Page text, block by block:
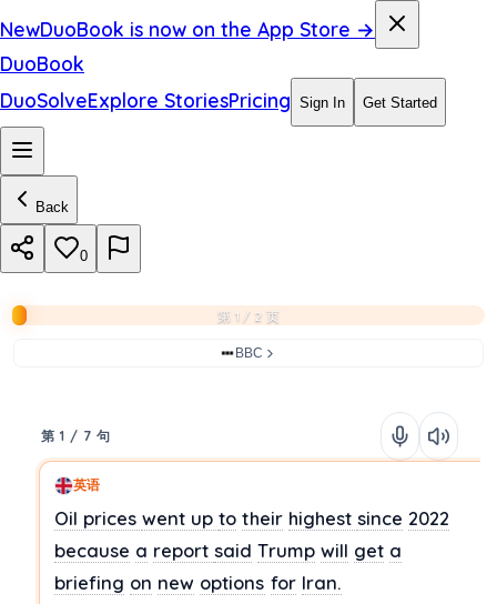
NewDuoBook is now on the App Store →
DuoBook
DuoSolveExplore StoriesPricing Sign In Get Started
Back
0
第 1 / 2 页
BBC
第 1 / 7 句
英语
Oil priceswent upto their highest since 2022
because a reportsaid Trump will get a
briefing on new options for Iran.